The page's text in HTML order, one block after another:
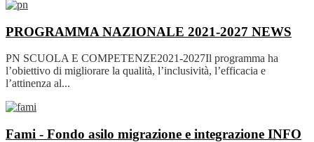
PROGRAMMA NAZIONALE 2021-2027 NEWS
PN SCUOLA E COMPETENZE2021-2027Il programma ha
l’obiettivo di migliorare la qualità, l’inclusività, l’efficacia e
l’attinenza al...
Fami - Fondo asilo migrazione e integrazione INFO